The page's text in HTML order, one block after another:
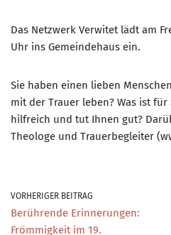
Das Netzwerk Verwitet lädt am
Uhr ins Gemeindehaus ein.
Sie haben einen lieben
mit der Trauer leben? Was ist
hilfreich und tut Ihnen gut?
Theologe und Trauerbegleiter
VORHERIGER BEITRAG
Berührende Erinnerungen:
Frömmigkeit im 19.